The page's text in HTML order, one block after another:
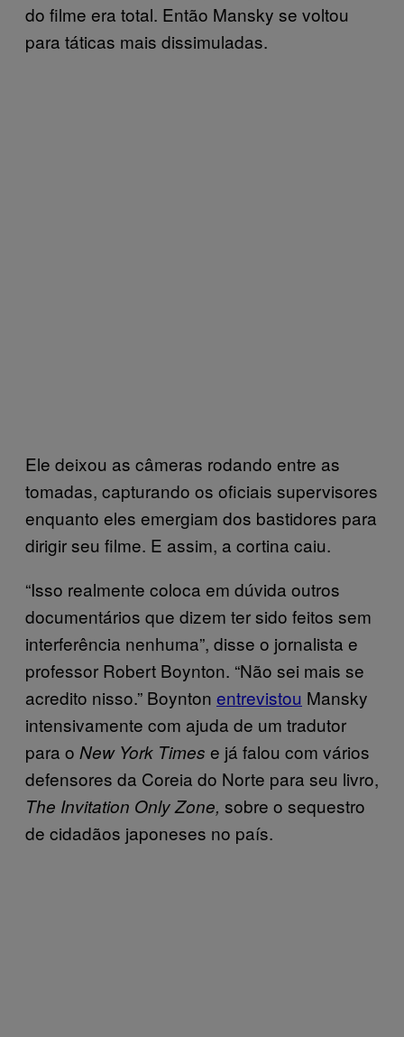
do filme era total. Então Mansky se voltou
para táticas mais dissimuladas.
Ele deixou as câmeras rodando entre as
tomadas, capturando os oficiais supervisores
enquanto eles emergiam dos bastidores para
dirigir seu filme. E assim, a cortina caiu.
“Isso realmente coloca em dúvida outros
documentários que dizem ter sido feitos sem
interferência nenhuma”, disse o jornalista e
professor Robert Boynton. “Não sei mais se
acredito nisso.” Boynton entrevistou Mansky
intensivamente com ajuda de um tradutor
para o New York Times e já falou com vários
defensores da Coreia do Norte para seu livro,
The Invitation Only Zone, sobre o sequestro
de cidadãos japoneses no país.